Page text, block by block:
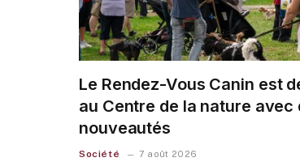
Le Rendez-Vous Canin est
au Centre de la nature avec
nouveautés
Société 7 août 2026